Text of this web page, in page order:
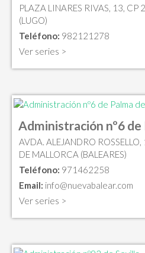
PLAZA LINARES RIVAS, 13, CP
(LUGO)
Teléfono: 982121278
Ver series >
Administración nº6
AVDA. ALEJANDRO
DE MALLORCA (BALEARES)
Teléfono: 971462258
Email: info@nuevabalear.com
Ver series >